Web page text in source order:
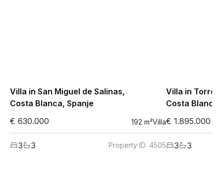
Villa in San Miguel de Salinas,
Costa Blanca, Spanje
€ 630.000
192 m²Villa
3 3 Property ID: 4505
Villa in Torre
Costa
€ 1.895.000
3 3